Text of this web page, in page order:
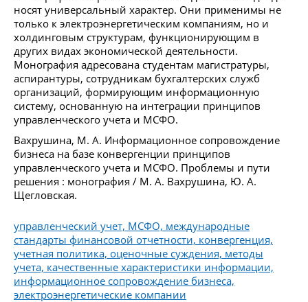
носят универсальный характер. Они применимы не
только к электроэнергетическим компаниям, но и
холдинговым структурам, функционирующим в
других видах экономической деятельности.
Монография адресована студентам магистратуры,
аспирантуры, сотрудникам бухгалтерских служб
организаций, формирующим информационную
систему, основанную на интеграции принципов
управленческого учета и МСФО.
Вахрушина, М. А. Информационное сопровождение
бизнеса на базе конвергенции принципов
управленческого учета и МСФО. Проблемы и пути
решения : монография / М. А. Вахрушина, Ю. А.
Щегловская.
управленческий учет, МСФО, международные
стандарты финансовой отчетности, конвергенция,
учетная политика, оценочные суждения, методы
учета, качественные характеристики информации,
информационное сопровождение бизнеса,
электроэнергетические компании